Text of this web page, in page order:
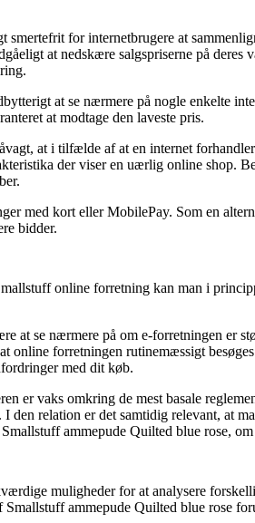
for internetbrugere at
at nedskære salgspriserne på
at se nærmere på nogle enkelte
at modtage den laveste pris.
at i tilfælde af at en internet
der viser en uærlig online shop.
med kort eller MobilePay. Som en
bidder.
online forretning kan man i
at se nærmere på om e-forretningen er
online forretningen rutinemæssigt
med dit køb.
er vaks omkring de mest basale
den relation er det samtidig relevant, at
ammepude Quilted blue rose,
muligheder for at analysere
Smallstuff ammepude Quilted blue rose